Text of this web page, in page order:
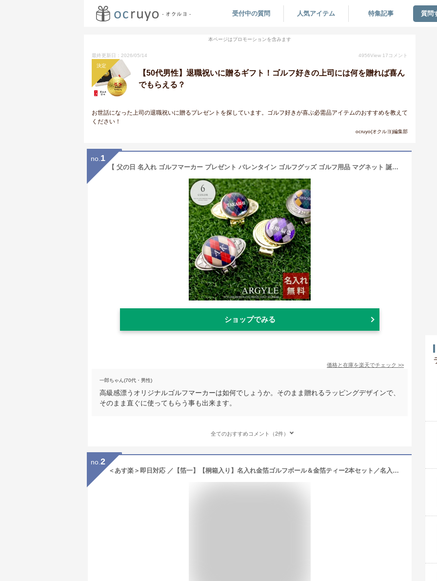
受付中の質問 人気アイテム 特集記事 質問
本ページはプロモーションを含みます
最終更新日：2026/05/14 4956View 17 コメント
決定
【50代男性】退職祝いに贈るギフト！ゴルフ好きの上司には何を贈れば喜ん
でもらえる？
お世話になった上司の退職祝いに贈るプレゼントを探しています。ゴルフ好きが喜ぶ必需品アイテムのおすすめを教えて
ください！
ocruyo(オクルヨ)編集部
no. 1
【 父の日 名入れ ゴルフマーカー プレゼント バレンタイン ゴルフグッズ ゴルフ用品 マグネット 誕生日 還暦祝い】カラフルゴルフマーカー［アーガイル］【 おしゃれ ギフト コンペ 名前入り ゴルフ好き ギフト オリジナル 退職祝い 男性 贈り物 ゴルフグッズ 還暦祝い 】
ショップでみる
価格と在庫を楽天でチェック >>
一郎ちゃん(70代・男性)
高級感漂うオリジナルゴルフマーカーは如何でしょうか。そのまま贈れるラッピングデザインで、
そのまま直ぐに使ってもらう事も出来ます。
全てのおすすめコメント（2件）
no. 2
＜あす楽＞即日対応 ／【箔一】【桐箱入り】名入れ金箔ゴルフボール＆金箔ティー2本セット／名入れ 贈り物 ギフト プレゼント 金沢金箔 金箔 記念品 ゴルフコンペ 景品 敬老の日 父の日 退職祝 誕生日 還暦祝 包装込み 木箱 還暦ゴルフボール 還暦祝い